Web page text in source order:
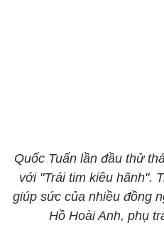
Quốc Tuấn lần đầu thử
với "Trái tim kiêu hãnh".
giúp sức của nhiều đồng
Hồ Hoài Anh, phụ